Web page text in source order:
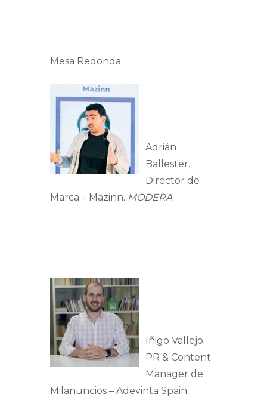
Mesa Redonda:
Adrián
Ballester.
Director de
Marca – Mazinn. MODERA
Iñigo Vallejo.
PR & Content
Manager de
Milanuncios – Adevinta Spain.